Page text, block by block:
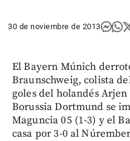
30 de noviembre de 2013
El Bayern Múnich
Braunschweig, colista
goles del holandés
Borussia Dortmund se
Maguncia 05 (1-3) y el
casa por 3-0 al